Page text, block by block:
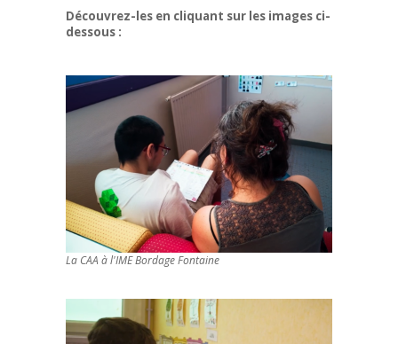
Découvrez-les en cliquant sur les images ci-
dessous :
La CAA à l'IME Bordage Fontaine